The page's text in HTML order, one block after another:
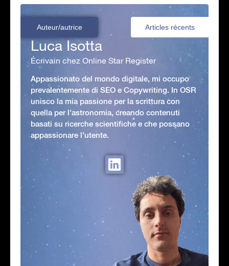
Auteur/autrice Articles récents
Luca Isotta
Écrivain chez Online Star Register
Appassionato del mondo digitale, mi occupo
prevalentemente di SEO e Copywriting. In OSR
unisco la mia passione per la scrittura con
quella per l'astronomia, creando contenuti
basati su ricerche scientifiche e che possano
appassionare l'utente.